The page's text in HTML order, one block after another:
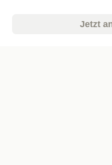
Jetzt